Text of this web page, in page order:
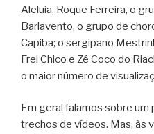
Aleluia, Roque Ferreira, o
Barlavento, o grupo de
Capiba; o sergipano
Frei Chico e Zé Coco do
o maior número de
Em geral falamos sobre
trechos de vídeos. Mas, às